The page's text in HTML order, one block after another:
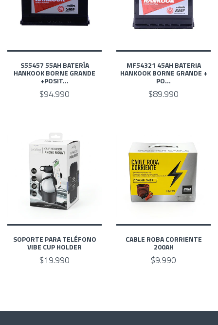
S55457 55AH BATERÍA
HANKOOK BORNE GRANDE
+POSIT...
$94.990
MF54321 45AH BATERIA
HANKOOK BORNE GRANDE +
PO...
$89.990
SOPORTE PARA TELÉFONO
VIBE CUP HOLDER
$19.990
CABLE ROBA CORRIENTE
200AH
$9.990